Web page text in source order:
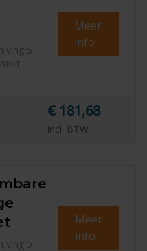
5
Meer
info
€ 181,68
incl. BTW
5
Meer
info